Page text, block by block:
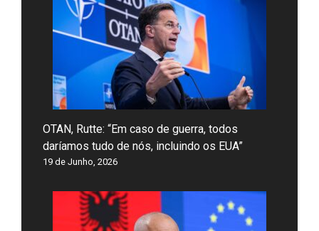
OTAN, Rutte: “Em caso de guerra, todos
daríamos tudo de nós, incluindo os EUA”
19 de Junho, 2026